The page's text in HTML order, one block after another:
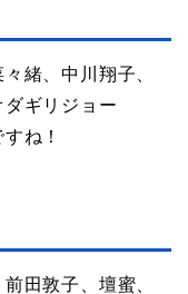
緒、中川翔子、
ギリジョー
ね！
田敦子、壇蜜、